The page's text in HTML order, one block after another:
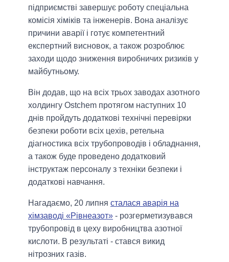
підприємстві завершує роботу спеціальна
комісія хіміків та інженерів. Вона аналізує
причини аварії і готує компетентний
експертний висновок, а також розроблює
заходи щодо зниження виробничих ризиків у
майбутньому.
Він додав, що на всіх трьох заводах азотного
холдингу Ostchem протягом наступних 10
днів пройдуть додаткові технічні перевірки
безпеки роботи всіх цехів, ретельна
діагностика всіх трубопроводів і обладнання,
а також буде проведено додатковий
інструктаж персоналу з техніки безпеки і
додаткові навчання.
Нагадаємо, 20 липня сталася аварія на
хімзаводі «Рівнеазот» - розгерметизувався
трубопровід в цеху виробництва азотної
кислоти. В результаті - стався викид
нітрозних газів.